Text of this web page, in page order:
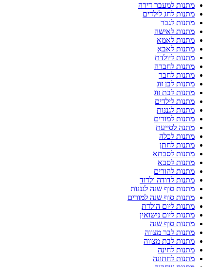
מתנות למעבר דירה
מתנות לחג לילדים
מתנות לגבר
מתנות לאישה
מתנות לאמא
מתנות לאבא
מתנות ליולדת
מתנות לחברה
מתנות לחבר
מתנות לבן זוג
מתנות לבת זוג
מתנות לילדים
מתנות לגננות
מתנות למורים
מתנה לסייעת
מתנות לכלה
מתנות לחתן
מתנות לסבתא
מתנות לסבא
מתנות להורים
מתנות לדודה ולדוד
מתנות סוף שנה לגננות
מתנות סוף שנה למורים
מתנות ליום הולדת
מתנות ליום נישואין
מתנות סוף שנה
מתנות לבר מצווה
מתנות לבת מצווה
מתנות לחינה
מתנות לחתונה